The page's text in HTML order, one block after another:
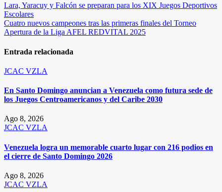
Navegación
de
entradas
Lara, Yaracuy y Falcón se preparan para los XIX Juegos Deportivos
Escolares
Cuatro nuevos campeones tras las primeras finales del Torneo
Apertura de la Liga AFEL REDVITAL 2025
Entrada relacionada
JCAC VZLA
En Santo Domingo anuncian a Venezuela como futura sede de
los Juegos Centroamericanos y del Caribe 2030
Ago 8, 2026
JCAC VZLA
Venezuela logra un memorable cuarto lugar con 216 podios en
el cierre de Santo Domingo 2026
Ago 8, 2026
JCAC VZLA